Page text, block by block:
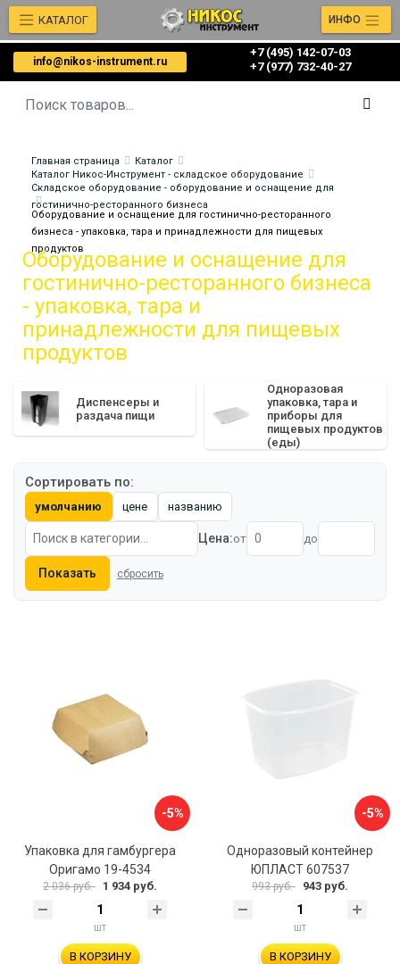
info@nikos-instrument.ru
+7 (495) 142-07-03
‎‎+7 (977) 732-40-27
КАТАЛОГ ИНФО
Главная страница
Каталог
Каталог Никос-Инструмент - складское оборудование
Складское оборудование - оборудование и оснащение для
гостинично-ресторанного бизнеса
Оборудование и оснащение для гостинично-ресторанного
бизнеса - упаковка, тара и принадлежности для пищевых
продуктов
Оборудование и оснащение для
гостинично-ресторанного бизнеса
- упаковка, тара и
принадлежности для пищевых
продуктов
Диспенсеры и
раздача пищи
Одноразовая
упаковка, тара и
приборы для
пищевых продуктов
(еды)
Сортировать по:
умолчанию цене названию
Цена:от до
Показать сбросить
-5%
Упаковка для гамбургера
Оригамо 19-4534
2 036 руб. 1 934 руб.
шт
В КОРЗИНУ
-5%
Одноразовый контейнер
ЮПЛАСТ 607537
993 руб. 943 руб.
шт
В КОРЗИНУ